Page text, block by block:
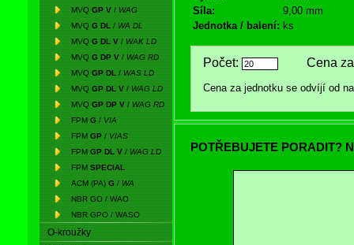
MVQ GP V / WAG
MVQ G DL / WA DL
MVQ G DL V / WAK LD
MVQ G DP V / WAG RD
MVQ GP DL / WAS LD
MVQ GP DL V / WAG LD
MVQ GP DP V / WAG RD
FPM G / VIA
FPM GP / VIAS
FPM GP DL V / WAG LD
FPM SPECIAL
ACM (PA) G / WA
NBR GO / WAO
NBR GPO / WASO
O-kroužky
Síla:
9,00 mm
Jednotka / balení: ks
Počet: Cena za
Cena za jednotku se odvíjí od
POTŘEBUJETE PORADIT?